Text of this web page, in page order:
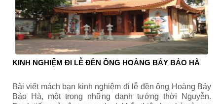
KINH NGHIỆM ĐI LỄ ĐỀN ÔNG HOÀNG BẢY BẢO HÀ
Bài viết mách bạn kinh nghiệm đi lễ đền ông Hoàng Bảy
Bảo Hà, một trong những danh tướng thời Nguyễn.